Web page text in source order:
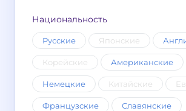
Национальность
Русские Японские
Корейские Американские
Немецкие Китайские
Французские Славянские